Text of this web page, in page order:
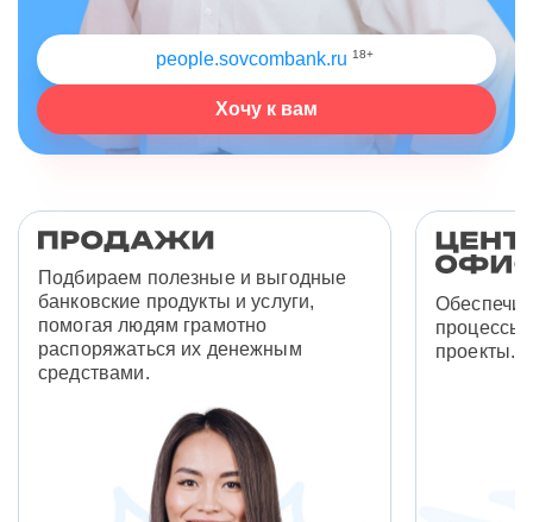
people.sovcombank.ru 18+
Хочу к вам
Подбираем полезные и выгодные
банковские продукты и услуги,
помогая людям грамотно
распоряжаться их денежным
средствами.
процессы
проекты.